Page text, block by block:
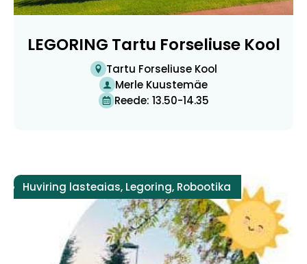
LEGORING Tartu Forseliuse Kool
Tartu Forseliuse Kool
Merle Kuustemäe
Reede: 13.50-14.35
Huviring lasteaias, Legoring, Robootika